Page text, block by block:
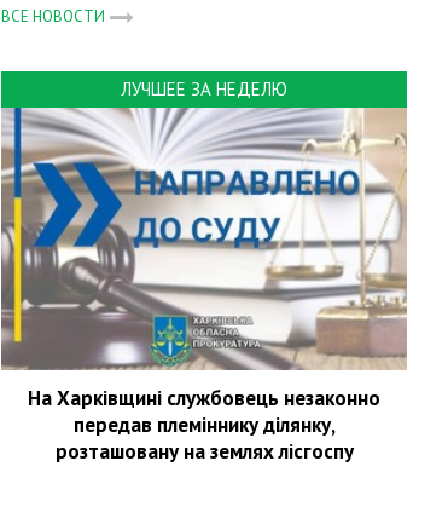
ВСЕ НОВОСТИ
ЛУЧШЕЕ ЗА НЕДЕЛЮ
На Харківщині службовець незаконно
передав племіннику ділянку,
розташовану на землях лісгоспу